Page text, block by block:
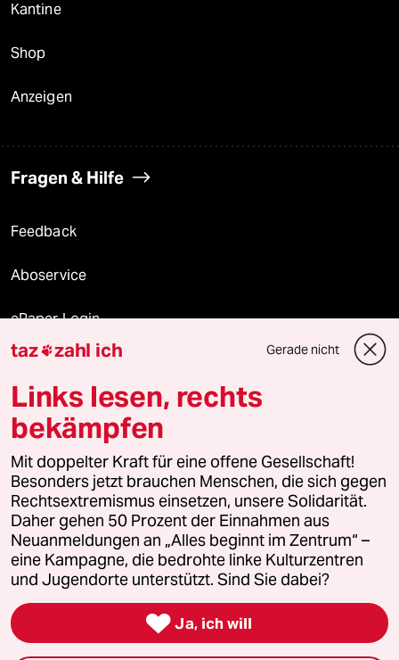
Kantine
Shop
Anzeigen
Fragen & Hilfe
Feedback
Aboservice
ePaper Login
Downloads für Abonnierende
© 2026 taz Verlags und Vertriebs GmbH
Alle Rechte vorbehalten. Bei rechtlichen Fragen oder für Genehmigungen
wenden Sie sich bitte an lizenzen@taz.de
Feedback Redaktionsstatut Kommune-Richtlinien
Leitlinie Informant Datenschutz Impressum AGB
Seitenwende Einwilligungen widerrufen (Ads)
taz zahl ich Gerade nicht
Links lesen, rechts
bekämpfen
Mit doppelter Kraft für eine offene Gesellschaft!
Besonders jetzt brauchen Menschen, die sich gegen
Rechtsextremismus einsetzen, unsere Solidarität.
Daher gehen 50 Prozent der Einnahmen aus
Neuanmeldungen an „Alles beginnt im Zentrum“ –
eine Kampagne, die bedrohte linke Kulturzentren
und Jugendorte unterstützt. Sind Sie dabei?
 Ja, ich will